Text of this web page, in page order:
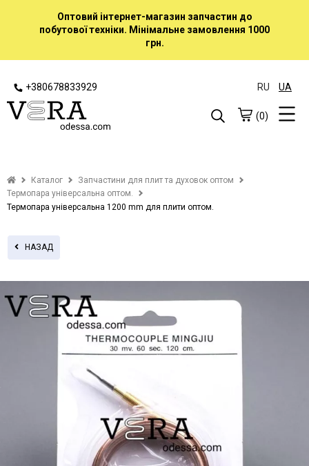
Оптовий інтернет-магазин запчастин до
побутової техніки. Мінімальне замовлення 1000
грн.
+380678833929 RU UA
(0)
Каталог
Запчастини для плит та духовок оптом
Термопара універсальна оптом.
Термопара універсальна 1200 mm для плити оптом.
НАЗАД